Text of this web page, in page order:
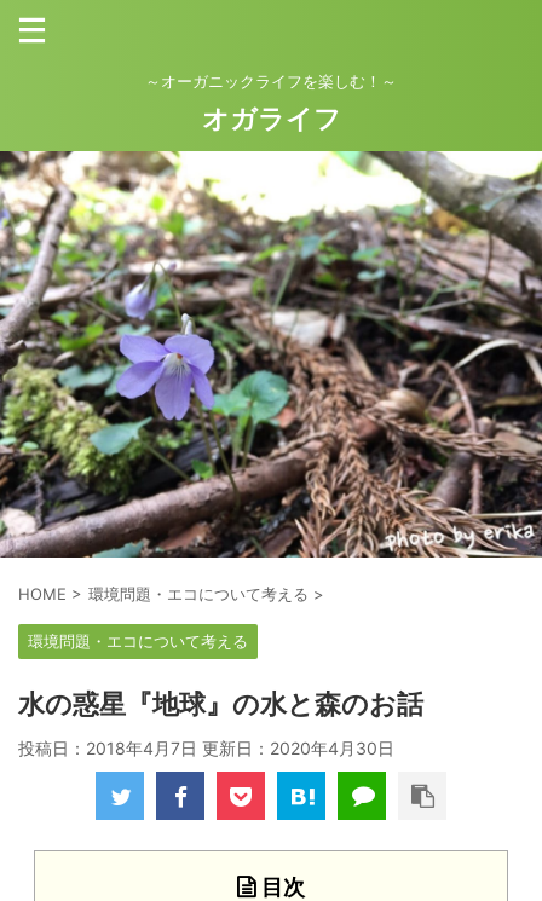
～オーガニックライフを楽しむ！～
オガライフ
HOME > 環境問題・エコについて考える >
環境問題・エコについて考える
水の惑星『地球』の水と森のお話
投稿日：2018年4月7日 更新日： 2020年4月30日
目次